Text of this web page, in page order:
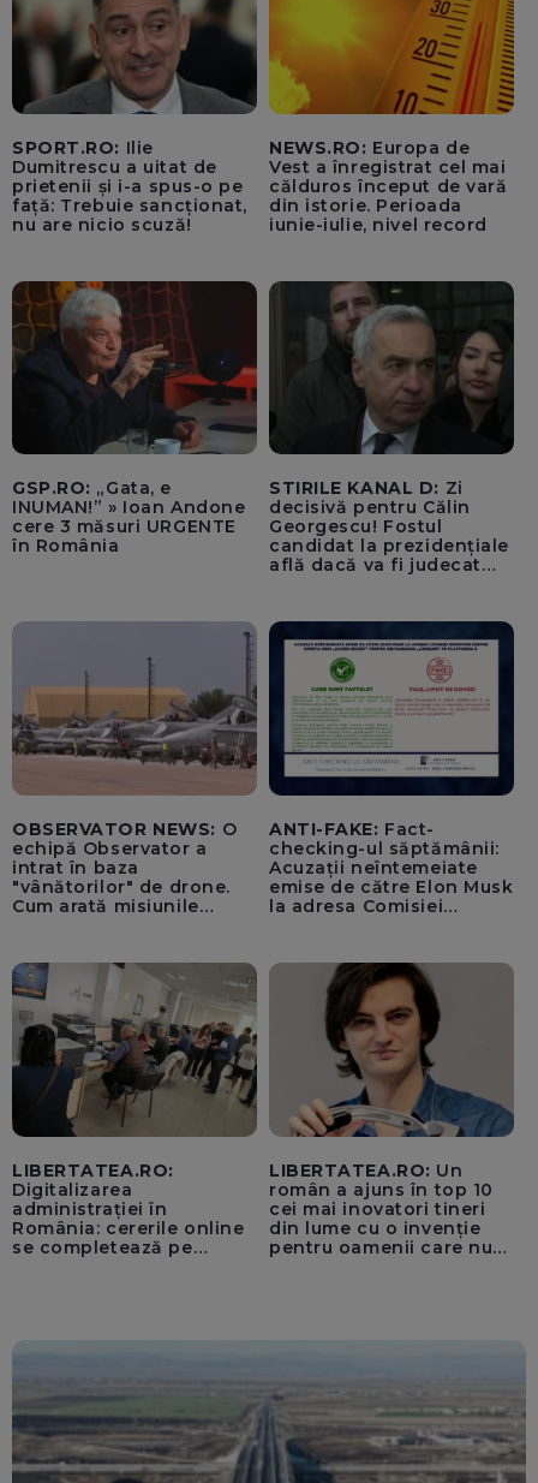
SPORT.RO: Ilie
Dumitrescu a uitat de
prietenii și i-a spus-o pe
față: Trebuie sancționat,
nu are nicio scuză!
NEWS.RO: Europa de
Vest a înregistrat cel mai
călduros început de vară
din istorie. Perioada
iunie-iulie, nivel record
GSP.RO: „Gata, e
INUMAN!” » Ioan Andone
cere 3 măsuri URGENTE
în România
STIRILE KANAL D: Zi
decisivă pentru Călin
Georgescu! Fostul
candidat la prezidențiale
află dacă va fi judecat
OBSERVATOR NEWS: O
echipă Observator a
intrat în baza
"vânătorilor" de drone.
Cum arată misiunile
ANTI-FAKE: Fact-
checking-ul săptămânii:
Acuzații neîntemeiate
emise de către Elon Musk
la adresa Comisiei
pentru instaurarea
„cenzurii” pe platforma X
LIBERTATEA.RO:
Digitalizarea
administrației în
România: cererile online
se completează pe
LIBERTATEA.RO: Un
român a ajuns în top 10
cei mai inovatori tineri
din lume cu o invenție
pentru oamenii care nu